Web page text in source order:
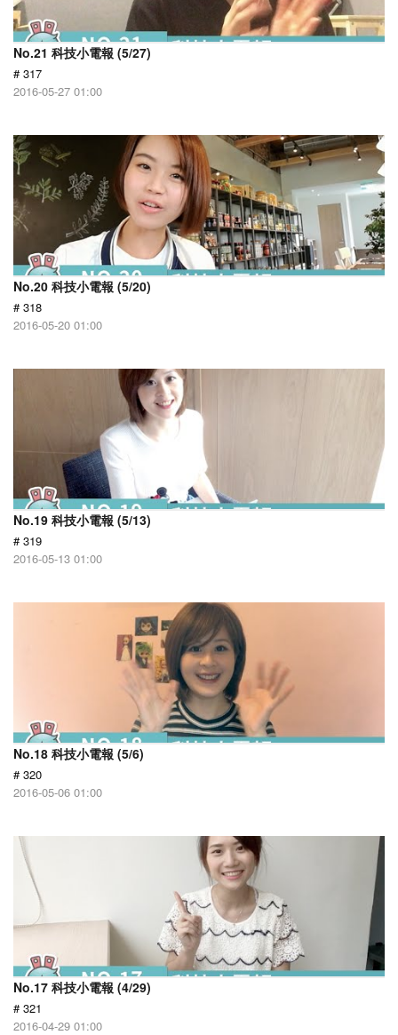
No.21 科技小電報 (5/27)
# 317
2016-05-27 01:00
No.20 科技小電報 (5/20)
# 318
2016-05-20 01:00
No.19 科技小電報 (5/13)
# 319
2016-05-13 01:00
No.18 科技小電報 (5/6)
# 320
2016-05-06 01:00
No.17 科技小電報 (4/29)
# 321
2016-04-29 01:00